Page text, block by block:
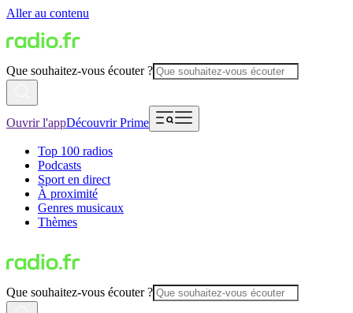
Aller au contenu
Que souhaitez-vous écouter ?
Ouvrir l'appDécouvrir Prime
Top 100 radios
Podcasts
Sport en direct
À proximité
Genres musicaux
Thèmes
Que souhaitez-vous écouter ?